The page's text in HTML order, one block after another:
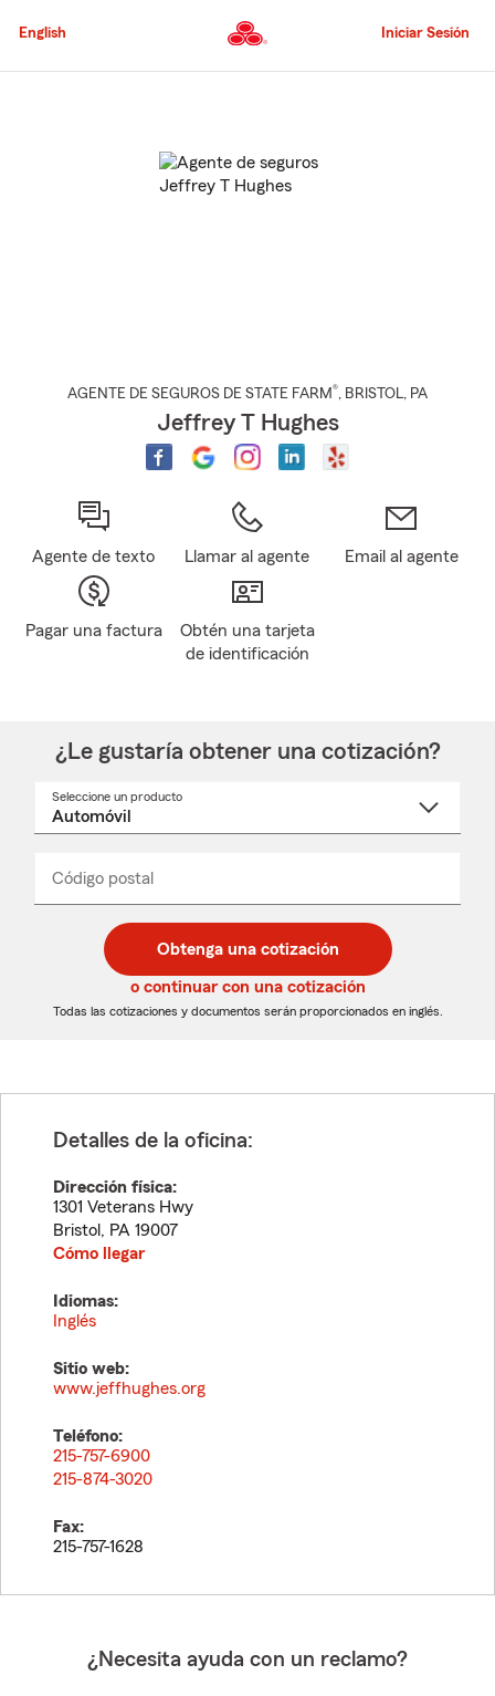
al
principal
English Iniciar Sesión
AGENTE DE SEGUROS DE STATE FARM®, BRISTOL, PA
Jeffrey T Hughes
Agente de texto Llamar al agente Email al agente
Pagar una factura
Obtén una tarjeta
de identificación
¿Le gustaría obtener una cotización?
Seleccione un producto
desplegable
Código postal
de
5
dígitos
de
5
dígitos
_____
Obtenga una cotización
o continuar con una cotización
Todas las cotizaciones y documentos serán proporcionados en inglés.
Detalles de la oficina:
Dirección física:
1301 Veterans Hwy
Bristol , PA 19007
Cómo llegar
Idiomas:
Inglés
Sitio web:
www.jeffhughes.org
Teléfono:
215-757-6900
215-874-3020
Fax:
215-757-1628
¿Necesita ayuda con un reclamo?